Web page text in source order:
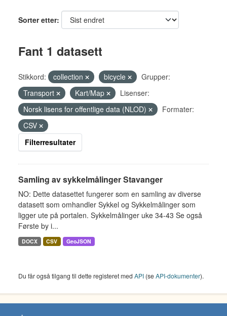
Sorter etter
Fant 1 datasett
Stikkord: collection bicycle
Grupper:
Transport
Kart/Map
Lisenser:
Norsk lisens for offentlige data (NLOD)
Formater:
CSV
Filterresultater
Samling av sykkelmålinger Stavanger
NO: Dette datasettet fungerer som en samling av diverse
datasett som omhandler Sykkel og Sykkelmålinger som
ligger ute på portalen. Sykkelmålinger uke 34-43 Se også
Første by i...
DOCX CSV GeoJSON
Du får også tilgang til dette registeret med API (seAPI-dokumenter).